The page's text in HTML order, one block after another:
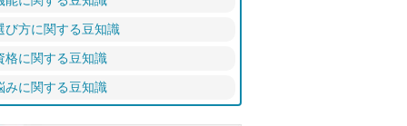
び方に関する豆知識
格に関する豆知識
みに関する豆知識